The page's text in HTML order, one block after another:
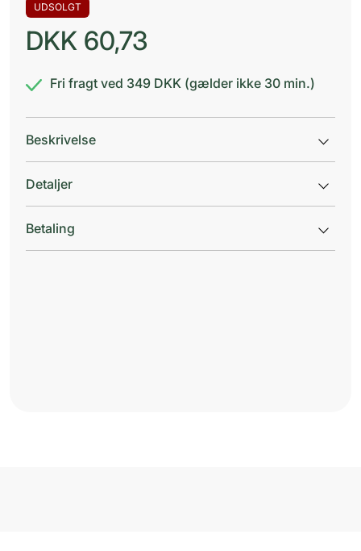
UDSOLGT
DKK 60,73
Fri fragt ved 349 DKK (gælder ikke 30 min.)
Beskrivelse
Detaljer
Betaling